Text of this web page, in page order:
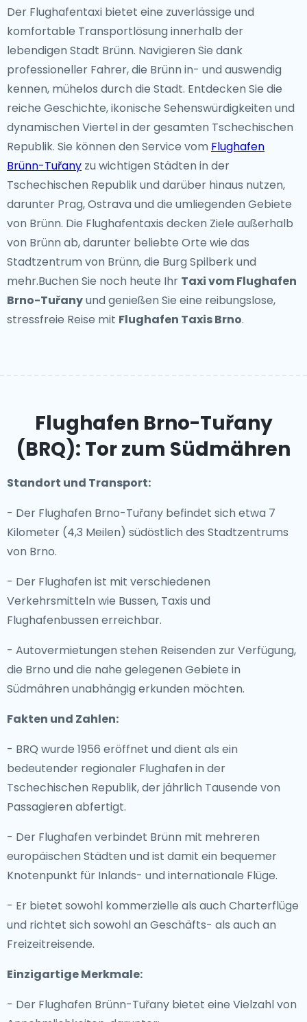
Der Flughafentaxi bietet eine zuverlässige und
komfortable Transportlösung innerhalb der
lebendigen Stadt Brünn. Navigieren Sie dank
professioneller Fahrer, die Brünn in- und auswendig
kennen, mühelos durch die Stadt. Entdecken Sie die
reiche Geschichte, ikonische Sehenswürdigkeiten und
dynamischen Viertel in der gesamten Tschechischen
Republik. Sie können den Service vom Flughafen
Brünn-Tuřany zu wichtigen Städten in der
Tschechischen Republik und darüber hinaus nutzen,
darunter Prag, Ostrava und die umliegenden Gebiete
von Brünn. Die Flughafentaxis decken Ziele außerhalb
von Brünn ab, darunter beliebte Orte wie das
Stadtzentrum von Brünn, die Burg Spilberk und
mehr.Buchen Sie noch heute Ihr Taxi vom Flughafen
Brno-Tuřanyund genießen Sie eine reibungslose,
stressfreie Reise mit Flughafen Taxis Brno.
Flughafen Brno-Tuřany
(BRQ): Tor zum Südmähren
Standort und Transport:
- Der Flughafen Brno-Tuřany befindet sich etwa 7
Kilometer (4,3 Meilen) südöstlich des Stadtzentrums
von Brno.
- Der Flughafen ist mit verschiedenen
Verkehrsmitteln wie Bussen, Taxis und
Flughafenbussen erreichbar.
- Autovermietungen stehen Reisenden zur Verfügung,
die Brno und die nahe gelegenen Gebiete in
Südmähren unabhängig erkunden möchten.
Fakten und Zahlen:
- BRQ wurde 1956 eröffnet und dient als ein
bedeutender regionaler Flughafen in der
Tschechischen Republik, der jährlich Tausende von
Passagieren abfertigt.
- Der Flughafen verbindet Brünn mit mehreren
europäischen Städten und ist damit ein bequemer
Knotenpunkt für Inlands- und internationale Flüge.
- Er bietet sowohl kommerzielle als auch Charterflüge
und richtet sich sowohl an Geschäfts- als auch an
Freizeitreisende.
Einzigartige Merkmale:
- Der Flughafen Brünn-Tuřany bietet eine Vielzahl von